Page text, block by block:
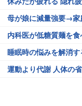
母が娘に減量強要→家
内科医が低糖質麺を
睡眠時の悩みを解消
運動より代謝 人体の